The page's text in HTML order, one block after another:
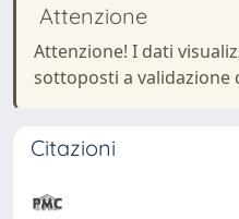
Attenzione
Attenzione! I dati
sottoposti a validazione
Citazioni